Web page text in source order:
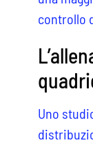
controllo
Uno